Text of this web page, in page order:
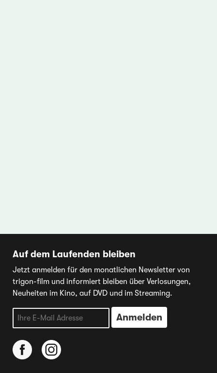
Auf dem Laufenden bleiben
Jetzt anmelden für den monatlichen Newsletter von
trigon-film und informiert bleiben über Verlosungen,
Neuheiten im Kino, auf DVD und im Streaming.